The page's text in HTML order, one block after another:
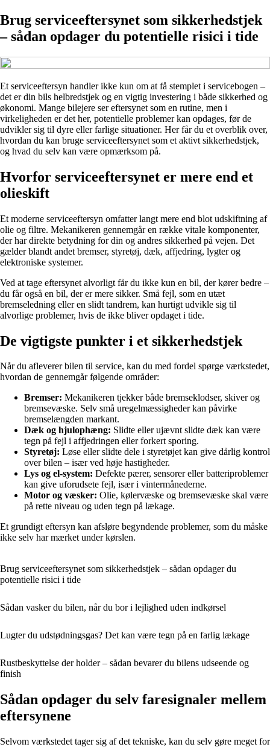
Brug serviceeftersynet som sikkerhedstjek
– sådan opdager du potentielle risici i tide
Et serviceeftersyn handler ikke kun om at få stemplet i servicebogen –
det er din bils helbredstjek og en vigtig investering i både sikkerhed og
økonomi. Mange bilejere ser eftersynet som en rutine, men i
virkeligheden er det her, potentielle problemer kan opdages, før de
udvikler sig til dyre eller farlige situationer. Her får du et overblik over,
hvordan du kan bruge serviceeftersynet som et aktivt sikkerhedstjek,
og hvad du selv kan være opmærksom på.
Hvorfor serviceeftersynet er mere end et
olieskift
Et moderne serviceeftersyn omfatter langt mere end blot udskiftning af
olie og filtre. Mekanikeren gennemgår en række vitale komponenter,
der har direkte betydning for din og andres sikkerhed på vejen. Det
gælder blandt andet bremser, styretøj, dæk, affjedring, lygter og
elektroniske systemer.
Ved at tage eftersynet alvorligt får du ikke kun en bil, der kører bedre –
du får også en bil, der er mere sikker. Små fejl, som en utæt
bremseledning eller en slidt tandrem, kan hurtigt udvikle sig til
alvorlige problemer, hvis de ikke bliver opdaget i tide.
De vigtigste punkter i et sikkerhedstjek
Når du afleverer bilen til service, kan du med fordel spørge værkstedet,
hvordan de gennemgår følgende områder:
Bremser: Mekanikeren tjekker både bremseklodser, skiver og
bremsevæske. Selv små uregelmæssigheder kan påvirke
bremselængden markant.
Dæk og hjulophæng: Slidte eller ujævnt slidte dæk kan være
tegn på fejl i affjedringen eller forkert sporing.
Styretøj: Løse eller slidte dele i styretøjet kan give dårlig kontrol
over bilen – især ved høje hastigheder.
Lys og el-system: Defekte pærer, sensorer eller batteriproblemer
kan give uforudsete fejl, især i vintermånederne.
Motor og væsker: Olie, kølervæske og bremsevæske skal være
på rette niveau og uden tegn på lækage.
Et grundigt eftersyn kan afsløre begyndende problemer, som du måske
ikke selv har mærket under kørslen.
Brug serviceeftersynet som sikkerhedstjek – sådan opdager du
potentielle risici i tide
Sådan vasker du bilen, når du bor i lejlighed uden indkørsel
Lugter du udstødningsgas? Det kan være tegn på en farlig lækage
Rustbeskyttelse der holder – sådan bevarer du bilens udseende og
finish
Sådan opdager du selv faresignaler mellem
eftersynene
Selvom værkstedet tager sig af det tekniske, kan du selv gøre meget for